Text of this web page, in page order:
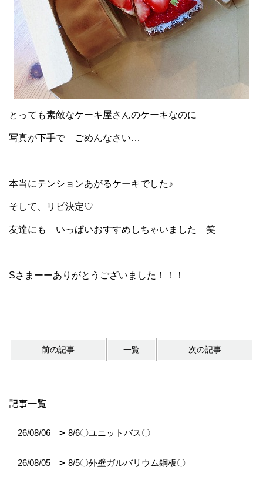
とっても素敵なケーキ屋さんのケーキなのに
写真が下手で ごめんなさい…
本当にテンションあがるケーキでした♪
そして、リピ決定♡
友達にも いっぱいおすすめしちゃいました 笑
Sさまーーありがとうございました！！！
前の記事 一覧 次の記事
記事一覧
26/08/06 8/6〇ユニットバス〇
26/08/05 8/5〇外壁ガルバリウム鋼板〇